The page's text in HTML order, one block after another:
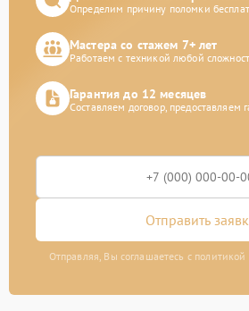
Определим причину поломки
Мастера со стажем 7+ лет
Работаем с техникой любой
Гарантия до 12 месяцев
Составляем договор, предоставляем
Отправить
Отправляя, Вы соглашаетесь с